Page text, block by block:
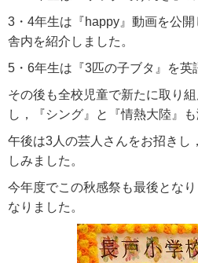
3・4年生は『happy』動画を公
舎内を紹介しました。
5・6年生は『3匹の子ブタ』を英
その後も全校児童で新たに取り
し，『シング』と『情熱大陸』も
午後は3人の芸人さんをお招きし
しみました。
今年度でこの秋感祭も最後とな
なりました。